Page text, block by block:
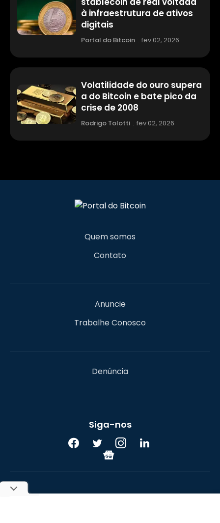
à infraestrutura de ativos
digitais
Portal do Bitcoin . fev 02, 2026
Volatilidade do ouro supera
a do Bitcoin e bate pico da
crise de 2008
Rodrigo Tolotti . fev 02, 2026
Quem somos
Contato
Anuncie
Trabalhe Conosco
Denúncia
Siga-nos